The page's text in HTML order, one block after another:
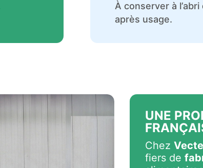
À conserver à
après usage.
UNE
Chez
fiers de